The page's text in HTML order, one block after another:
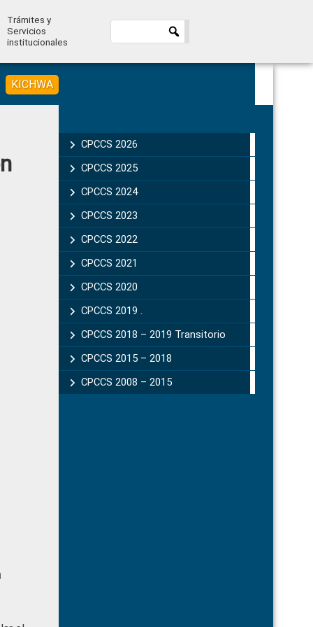
Trámites y
Servicios
institucionales
KICHWA
Sidebar
CPCCS 2026
CPCCS 2025
CPCCS 2024
CPCCS 2023
CPCCS 2022
CPCCS 2021
CPCCS 2020
CPCCS 2019 .
CPCCS 2018 – 2019 Transitorio
CPCCS 2015 – 2018
CPCCS 2008 – 2015